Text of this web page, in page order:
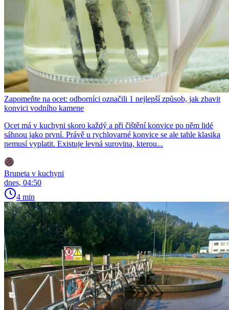
Zapomeňte na ocet: odborníci označili 1 nejlepší způsob, jak zbavit
konvici vodního kamene
Ocet má v kuchyni skoro každý a při čištění konvice po něm lidé
sáhnou jako první. Právě u rychlovarné konvice se ale tahle klasika
nemusí vyplatit. Existuje levná surovina, kterou...
Bruneta v kuchyni
dnes, 04:50
4 min